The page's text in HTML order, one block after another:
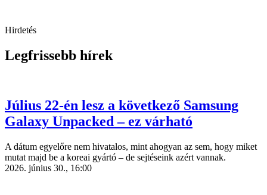
Hirdetés
Legfrissebb hírek
Július 22-én lesz a következő Samsung
Galaxy Unpacked – ez várható
A dátum egyelőre nem hivatalos, mint ahogyan az sem, hogy miket
mutat majd be a koreai gyártó – de sejtéseink azért vannak.
2026. június 30., 16:00